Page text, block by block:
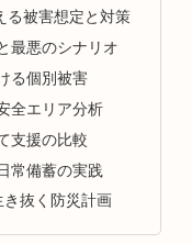
る被害想定と対策
最悪のシナリオ
る個別被害
全エリア分析
支援の比較
常備蓄の実践
抜く防災計画